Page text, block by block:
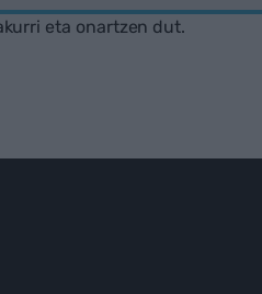
eta onartzen dut.